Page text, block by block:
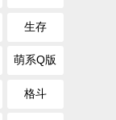
生存
萌系Q版
格斗